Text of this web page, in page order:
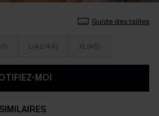
Guide des tailles
L(42/44) XL(46)
MOI